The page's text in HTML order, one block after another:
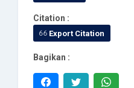
Citation :
Export Citation
Bagikan :